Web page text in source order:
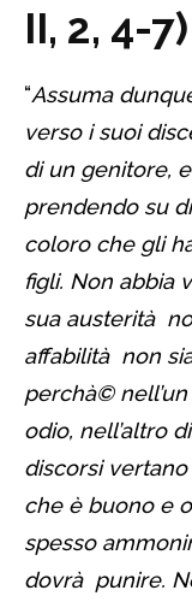
II, 2, 4-7)
“Assuma
verso i suoi
di un genitore,
prendendo su
coloro che gli
figli. Non abbia
sua austerità
affabilità non
perchà©
odio, nell’altro
discorsi vertano
che è buono e
spesso
dovrà punire.